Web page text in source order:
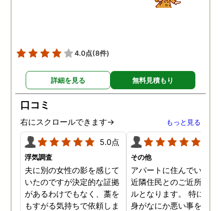
4.0点(8件)
詳細を見る 無料見積もり
口コミ
右にスクロールできます→ もっと見る
5.0点
浮気調査
夫に別の女性の影を感じて
いたのですが決定的な証拠
があるわけでもなく、藁を
もすがる気持ちで依頼しま
その他
アパートに住んでいた際
近隣住民とのご近所トラ
ルとなります。 特に自
身がなにか悪い事をした